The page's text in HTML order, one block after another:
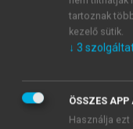
tartoznak
kezelő sütik.
↓ 3
ÖSSZES
Használja